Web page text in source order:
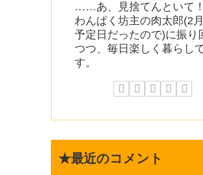
……あ、見捨てんといて！
わんぱく坊主の肉太郎(2
予定日だったので)に振り
つつ、毎日楽しく暮らし
す。
★最近のコメント